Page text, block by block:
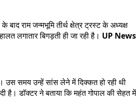
बाद राम जन्मभूमि तीर्थ क्षेत्र ट्रस्ट के अध्यक्ष
लगातार बिगड़ती ही जा रही है। UP News
उस समय उन्हें सांस लेने में दिक्कत हो रही थी
है। डॉक्टर ने बताया कि महंत गोपाल की सेहत में